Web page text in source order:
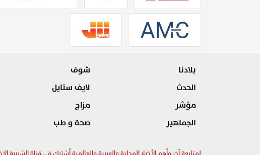
بلادنا
الحدث
مؤشر
الجماهير
شوف
لايف ستايل
مزاج
صحة و طب